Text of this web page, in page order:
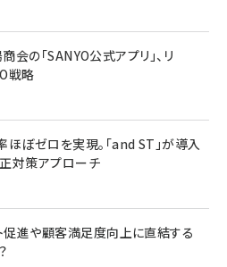
の「SANYO公式アプリ」、リ
戦略
ぼゼロを実現。「and ST」が導入
対策アプローチ
促進や顧客満足度向上に直結する